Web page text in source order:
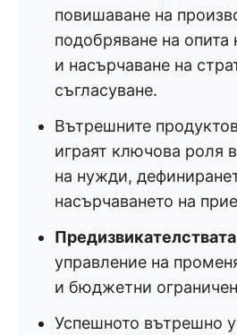
повишаване на
подобряване на опита
и насърчаване на
съгласуване.
Вътрешните
играят ключова роля
на нужди,
насърчаването на
Предизвикателствата
управление на
и бюджетни
Успешното вътрешно